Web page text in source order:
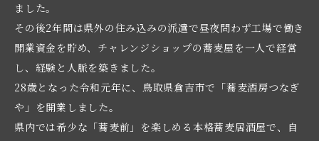
ました。
その後2年間は県外の住み込みの派遣で昼夜問わず工場で働き
開業資金を貯め、チャレンジショップの蕎麦屋を一人で経営
し、経験と人脈を築きました。
28歳となった令和元年に、鳥取県倉吉市で「蕎麦酒房つなぎ
や」を開業しました。
県内では希少な「蕎麦前」を楽しめる本格蕎麦居酒屋で、自